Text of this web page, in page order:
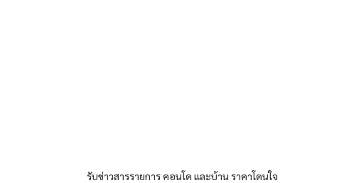
รับข่าวสารรายการ คอนโด และบ้าน ราคาโดนใจ